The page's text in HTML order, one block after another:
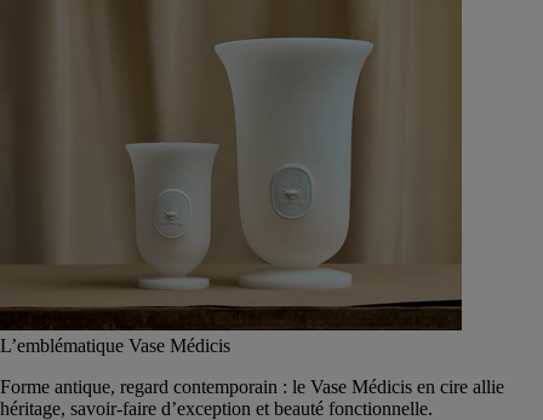
L’emblématique Vase Médicis
Forme antique, regard contemporain : le Vase Médicis en cire allie
héritage, savoir-faire d’exception et beauté fonctionnelle.